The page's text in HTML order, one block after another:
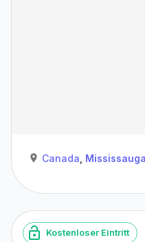
Canada Mississauga
Kostenloser Eintritt